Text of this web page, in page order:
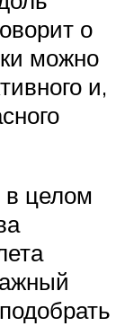
о
можно
и,
в целом